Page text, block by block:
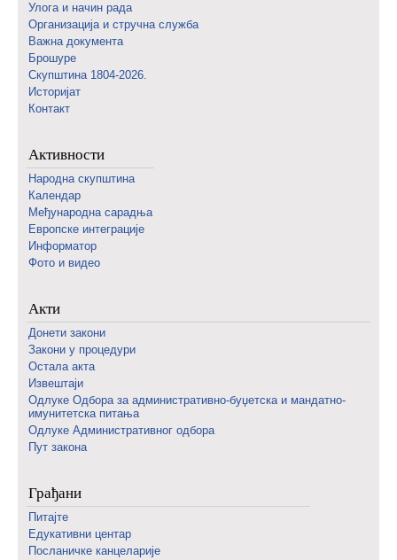
Улога и начин рада
Организација и стручна служба
Важна документа
Брошуре
Скупштина 1804-2026.
Историјат
Контакт
Активности
Народна скупштина
Календар
Међународна сарадња
Европске интеграције
Информатор
Фото и видео
Акти
Донети закони
Закони у процедури
Остала акта
Извештаји
Одлуке Одбора за административно-буџетска и мандатно-
имунитетска питања
Одлуке Административног одбора
Пут закона
Грађани
Питајте
Едукативни центар
Посланичке канцеларије